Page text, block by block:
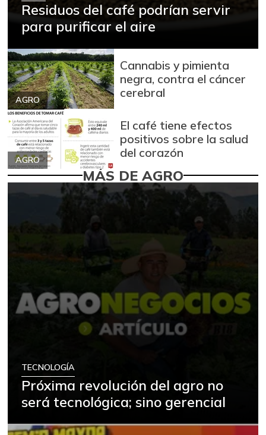
Residuos del café podrían servir
para purificar el aire
AGRO
Cannabis y pimienta
negra, contra el cáncer
cerebral
AGRO
El café tiene efectos
positivos sobre la salud
del corazón
MÁS DE AGRO
TECNOLOGÍA
Próxima revolución del agro no
será tecnológica; sino gerencial